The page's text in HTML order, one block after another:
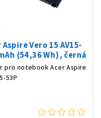
Vero 15 AV15-
(54,36 Wh), černá
pro notebook Acer Aspire
53P